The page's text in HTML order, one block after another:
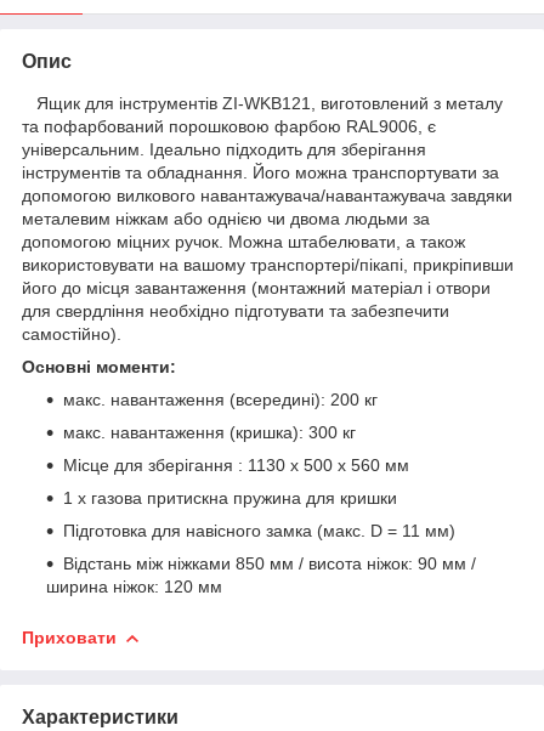
Опис
Ящик для інструментів ZI-WKB121, виготовлений з металу
та пофарбований порошковою фарбою RAL9006, є
універсальним. Ідеально підходить для зберігання
інструментів та обладнання. Його можна транспортувати за
допомогою вилкового навантажувача/навантажувача завдяки
металевим ніжкам або однією чи двома людьми за
допомогою міцних ручок. Можна штабелювати, а також
використовувати на вашому транспортері/пікапі, прикріпивши
його до місця завантаження (монтажний матеріал і отвори
для свердління необхідно підготувати та забезпечити
самостійно).
Основні моменти:
макс. навантаження (всередині): 200 кг
макс. навантаження (кришка): 300 кг
Місце для зберігання : 1130 x 500 x 560 мм
1 x газова притискна пружина для кришки
Підготовка для навісного замка (макс. D = 11 мм)
Відстань між ніжками 850 мм / висота ніжок: 90 мм /
ширина ніжок: 120 мм
Приховати
Характеристики